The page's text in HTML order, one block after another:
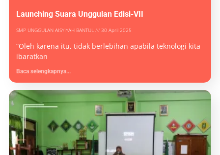
Launching Suara Unggulan Edisi-VII
SMP UNGGULAN AISYIYAH BANTUL 30 April 2025
“Oleh karena itu, tidak berlebihan apabila teknologi kita
ibaratkan
Baca selengkapnya...